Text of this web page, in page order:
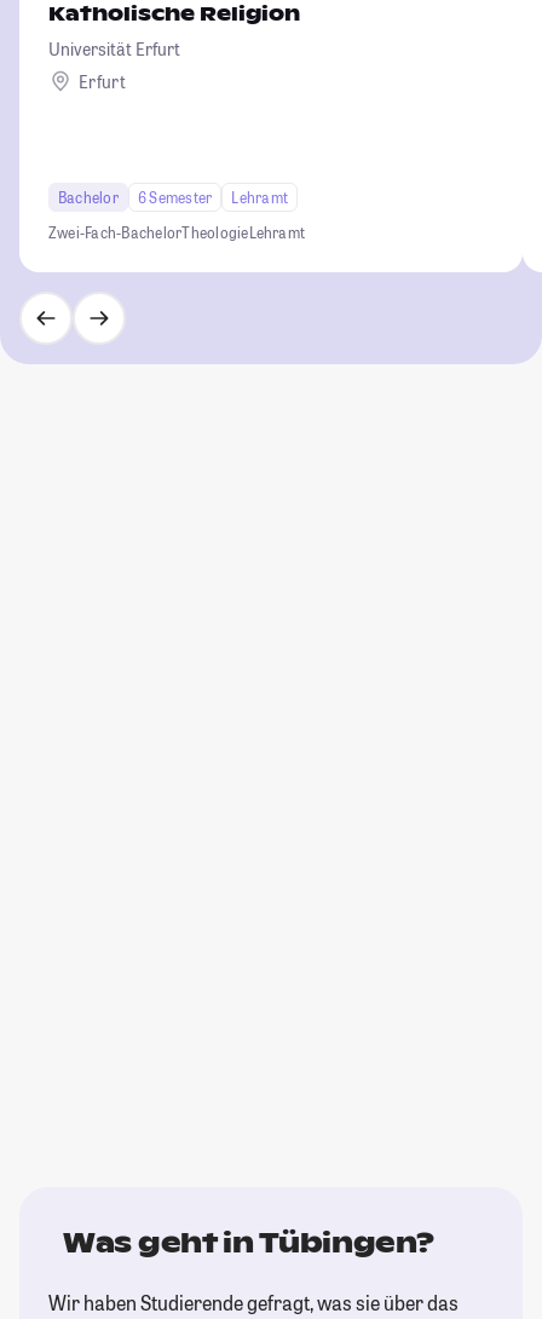
Katholische Religion
Universität Erfurt
Erfurt
Bachelor 6 Semester
Lehramt
Zwei-Fach-BachelorTheologieLehramt
Was geht in Tübingen?
Wir haben Studierende gefragt, was sie über das